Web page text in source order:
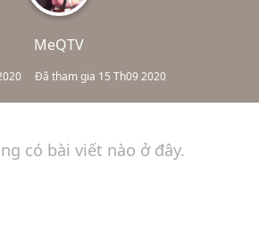
MeQTV
Đã tham gia 15 Th09 2020
có bài viết nào ở đây.